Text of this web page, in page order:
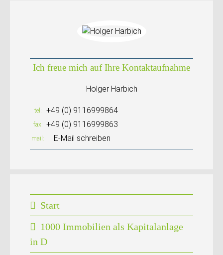
Ich freue mich auf Ihre Kontaktaufnahme
Holger Harbich
tel +49 (0) 9116999864
fax +49 (0) 9116999863
mail E-Mail schreiben
Start
1000 Immobilien als Kapitalanlage
in D